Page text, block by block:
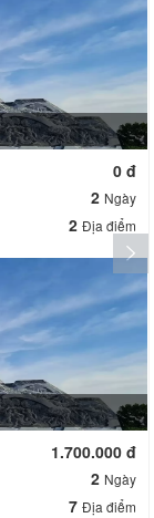
0 đ
2 Ngày
2 Địa điểm
1.700.000 đ
2 Ngày
7 Địa điểm